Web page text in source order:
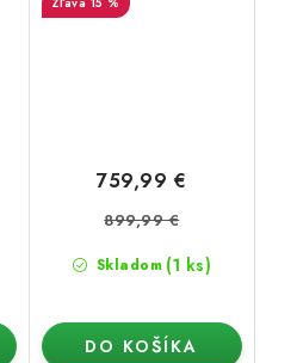
Skladom (1 ks)
759,99 €
899,99 €
DO KOŠÍKA